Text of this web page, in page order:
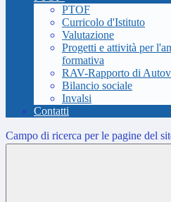
PTOF
Curricolo d'Istituto
Valutazione
Progetti e attività per
formativa
RAV-Rapporto di
Bilancio sociale
Invalsi
Contatti
Campo di ricerca per le pagine del